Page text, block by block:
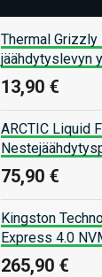
Thermal
jäähdytyslevyn
13,90 €
ARCTIC Liquid
75,90 €
Kingston
Express 4.0
265,90 €